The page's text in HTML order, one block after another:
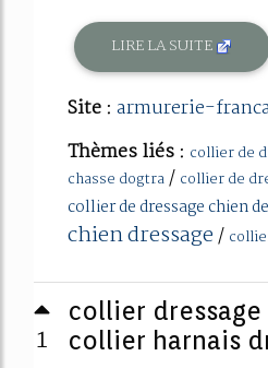
LIRE LA SUITE
Site : armurerie-
Thèmes liés : collier de
chasse dogtra/ collier de
collier de dressage chien
chien dressage/
1
collier
collier harnais